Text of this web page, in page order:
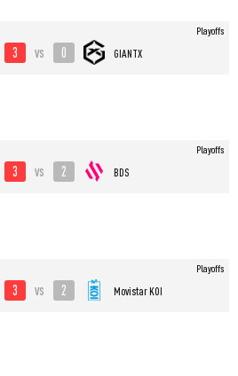
3 vs 0 GIANTX
Playoffs
3 vs 2 BDS
Playoffs
3 vs 2 Movistar KOI
Playoffs